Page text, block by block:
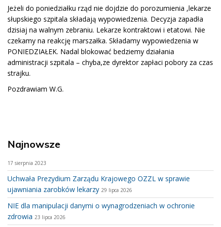
Jeżeli do poniedziałku rząd nie dojdzie do porozumienia ,lekarze
słupskiego szpitala składają wypowiedzenia. Decyzja zapadła
dzisiaj na walnym zebraniu. Lekarze kontraktowi i etatowi. Nie
czekamy na reakcję marszałka. Składamy wypowiedzenia w
PONIEDZIAŁEK. Nadal blokować bedziemy działania
administracji szpitala – chyba,ze dyrektor zapłaci pobory za czas
strajku.
Pozdrawiam W.G.
Najnowsze
17 sierpnia 2023
Uchwała Prezydium Zarządu Krajowego OZZL w sprawie
ujawniania zarobków lekarzy 29 lipca 2026
NIE dla manipulacji danymi o wynagrodzeniach w ochronie
zdrowia 23 lipca 2026